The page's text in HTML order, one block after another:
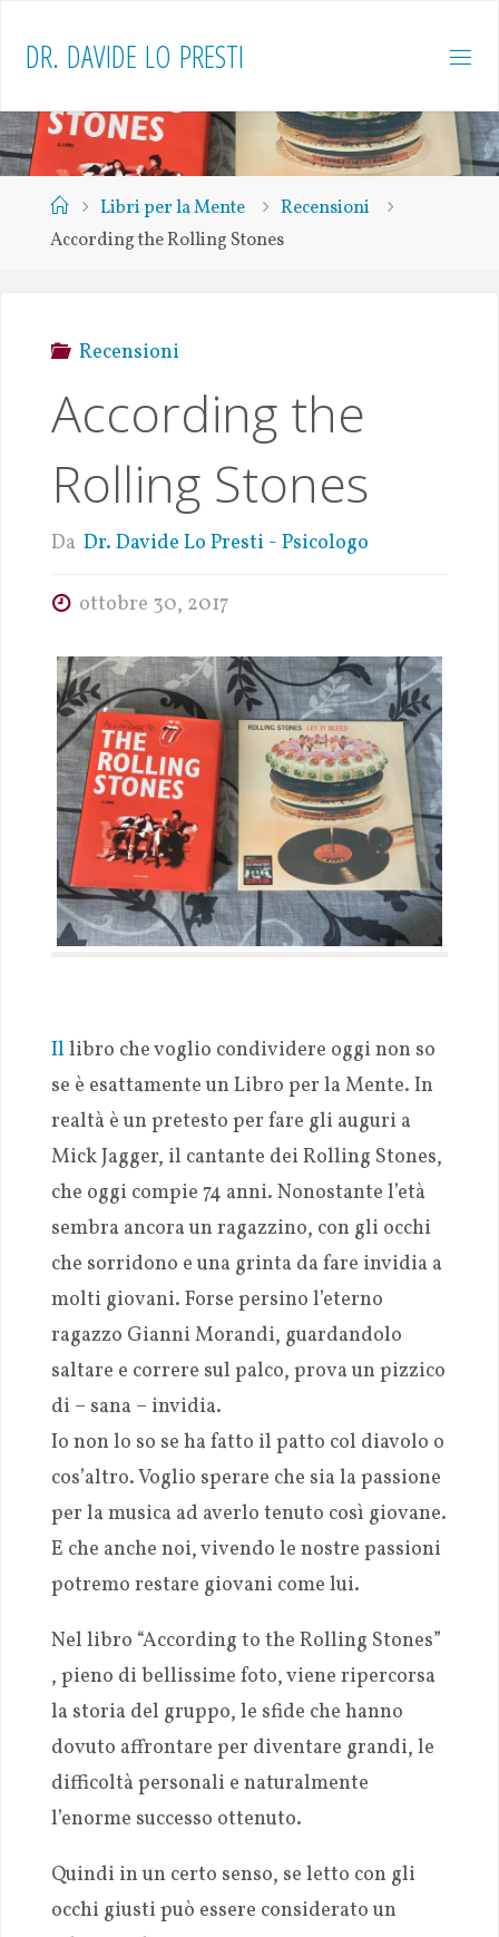
DR. DAVIDE LO PRESTI
Libri per la Mente
Recensioni
According the Rolling Stones
Recensioni
According the
Rolling Stones
Da Dr. Davide Lo Presti - Psicologo
ottobre 30, 2017
Il libro che voglio condividere oggi non so
se è esattamente un Libro per la Mente. In
realtà è un pretesto per fare gli auguri a
Mick Jagger, il cantante dei Rolling Stones,
che oggi compie 74 anni. Nonostante l’età
sembra ancora un ragazzino, con gli occhi
che sorridono e una grinta da fare invidia a
molti giovani. Forse persino l’eterno
ragazzo Gianni Morandi, guardandolo
saltare e correre sul palco, prova un pizzico
di – sana – invidia.
Io non lo so se ha fatto il patto col diavolo o
cos’altro. Voglio sperare che sia la passione
per la musica ad averlo tenuto così giovane.
E che anche noi, vivendo le nostre passioni
potremo restare giovani come lui.
Nel libro “According to the Rolling Stones”
, pieno di bellissime foto, viene ripercorsa
la storia del gruppo, le sfide che hanno
dovuto affrontare per diventare grandi, le
difficoltà personali e naturalmente
l’enorme successo ottenuto.
Quindi in un certo senso, se letto con gli
occhi giusti può essere considerato un